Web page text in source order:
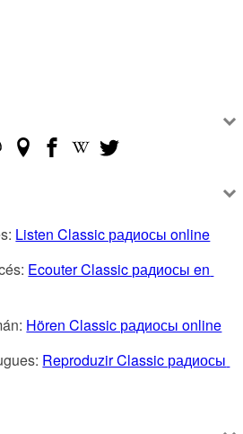
Listen Classic радиосы online
Ecouter Classic радиосы en
Hören Classic радиосы online
Reproduzir Classic радиосы